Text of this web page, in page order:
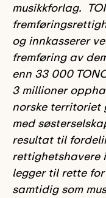
musikkforlag.
og innkasserer
fremføring av
enn 33 000
3 millioner
norske territoriet
med
resultat til
rettighetshavere
legger til rette for
samtidig som